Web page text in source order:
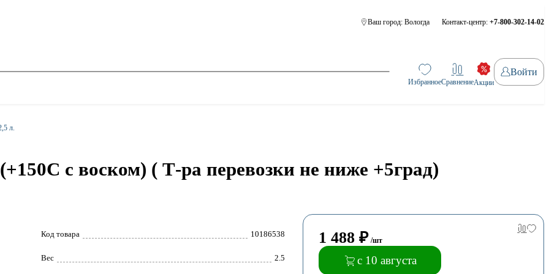
Ваш город: Вологда Контакт-центр: +7-800-302-14-02
ИзбранноеСравнениеАкции
Войти
л.
с воском) ( Т-ра перевозки не ниже +5град)
Код товара 10186538
Вес 2.5
1 488 ₽ /шт
с 10 августа